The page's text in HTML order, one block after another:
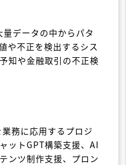
データの中からパタ
や不正を検出するシス
知や金融取引の不正検
務に応用するプロジ
ットGPT構築支援、AI
ンツ制作支援、プロン